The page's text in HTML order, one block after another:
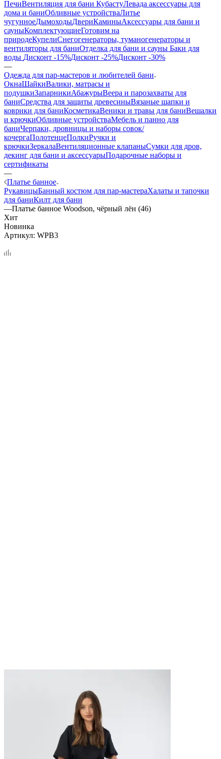
ПечиВентиляция для бани КубастуЛевада аксессуары для
дома и баниОбливные устройстваЛитье
чугунноеДымоходыДвериКаминыАксессуары для бани и
сауныКомплектующиеГотовим на
природеКупелиСнегогенераторы, туманогенераторы и
вентиляторы для баниОтделка для бани и сауны Баки для
воды Дисконт -15%Дисконт -25%Дисконт -30%
—
Одежда для пар-мастеров и любителей бани
ОкнаШайкиВалики, матрасы и
подушкиЗапарникиАбажурыВеера и парозахваты для
баниСредства для защиты древесиныВязаные шапки и
коврики для баниКосметикаВеники и травы для баниВешалки
и крючкиОбливные устройстваМебель и панно для
баниЧерпаки, дровницы и наборы совок/
кочергаПолотенцеПолкиРучки и
крючкиЗеркалаВентиляционные клапаныСумки для дров,
декинг для бани и аксессуарыПодарочные наборы и
сертификаты
—
Платье банное
РукавицыБанный костюм для пар-мастераХалаты и тапочки
для баниКилт для бани
—Платье банное Woodson, чёрный лён (46)
Хит
Новинка
Артикул: WPB3